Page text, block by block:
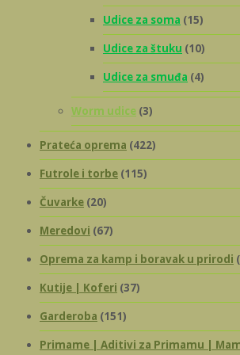
Udice za soma (15)
Udice za štuku (10)
Udice za smuđa (4)
Worm udice (3)
Prateća oprema (422)
Futrole i torbe (115)
Čuvarke (20)
Meredovi (67)
Oprema za kamp i boravak u prirodi
Kutije | Koferi (37)
Garderoba (151)
Primame | Aditivi za Primamu |